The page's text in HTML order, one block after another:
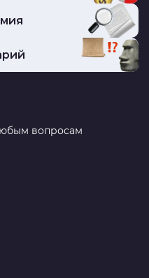
вопросам